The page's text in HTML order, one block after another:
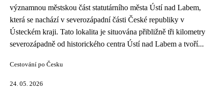
významnou městskou část statutárního města Ústí nad Labem,
která se nachází v severozápadní části České republiky v
Ústeckém kraji. Tato lokalita je situována přibližně tři kilometry
severozápadně od historického centra Ústí nad Labem a tvoří...
Cestování po Česku
24. 05. 2026